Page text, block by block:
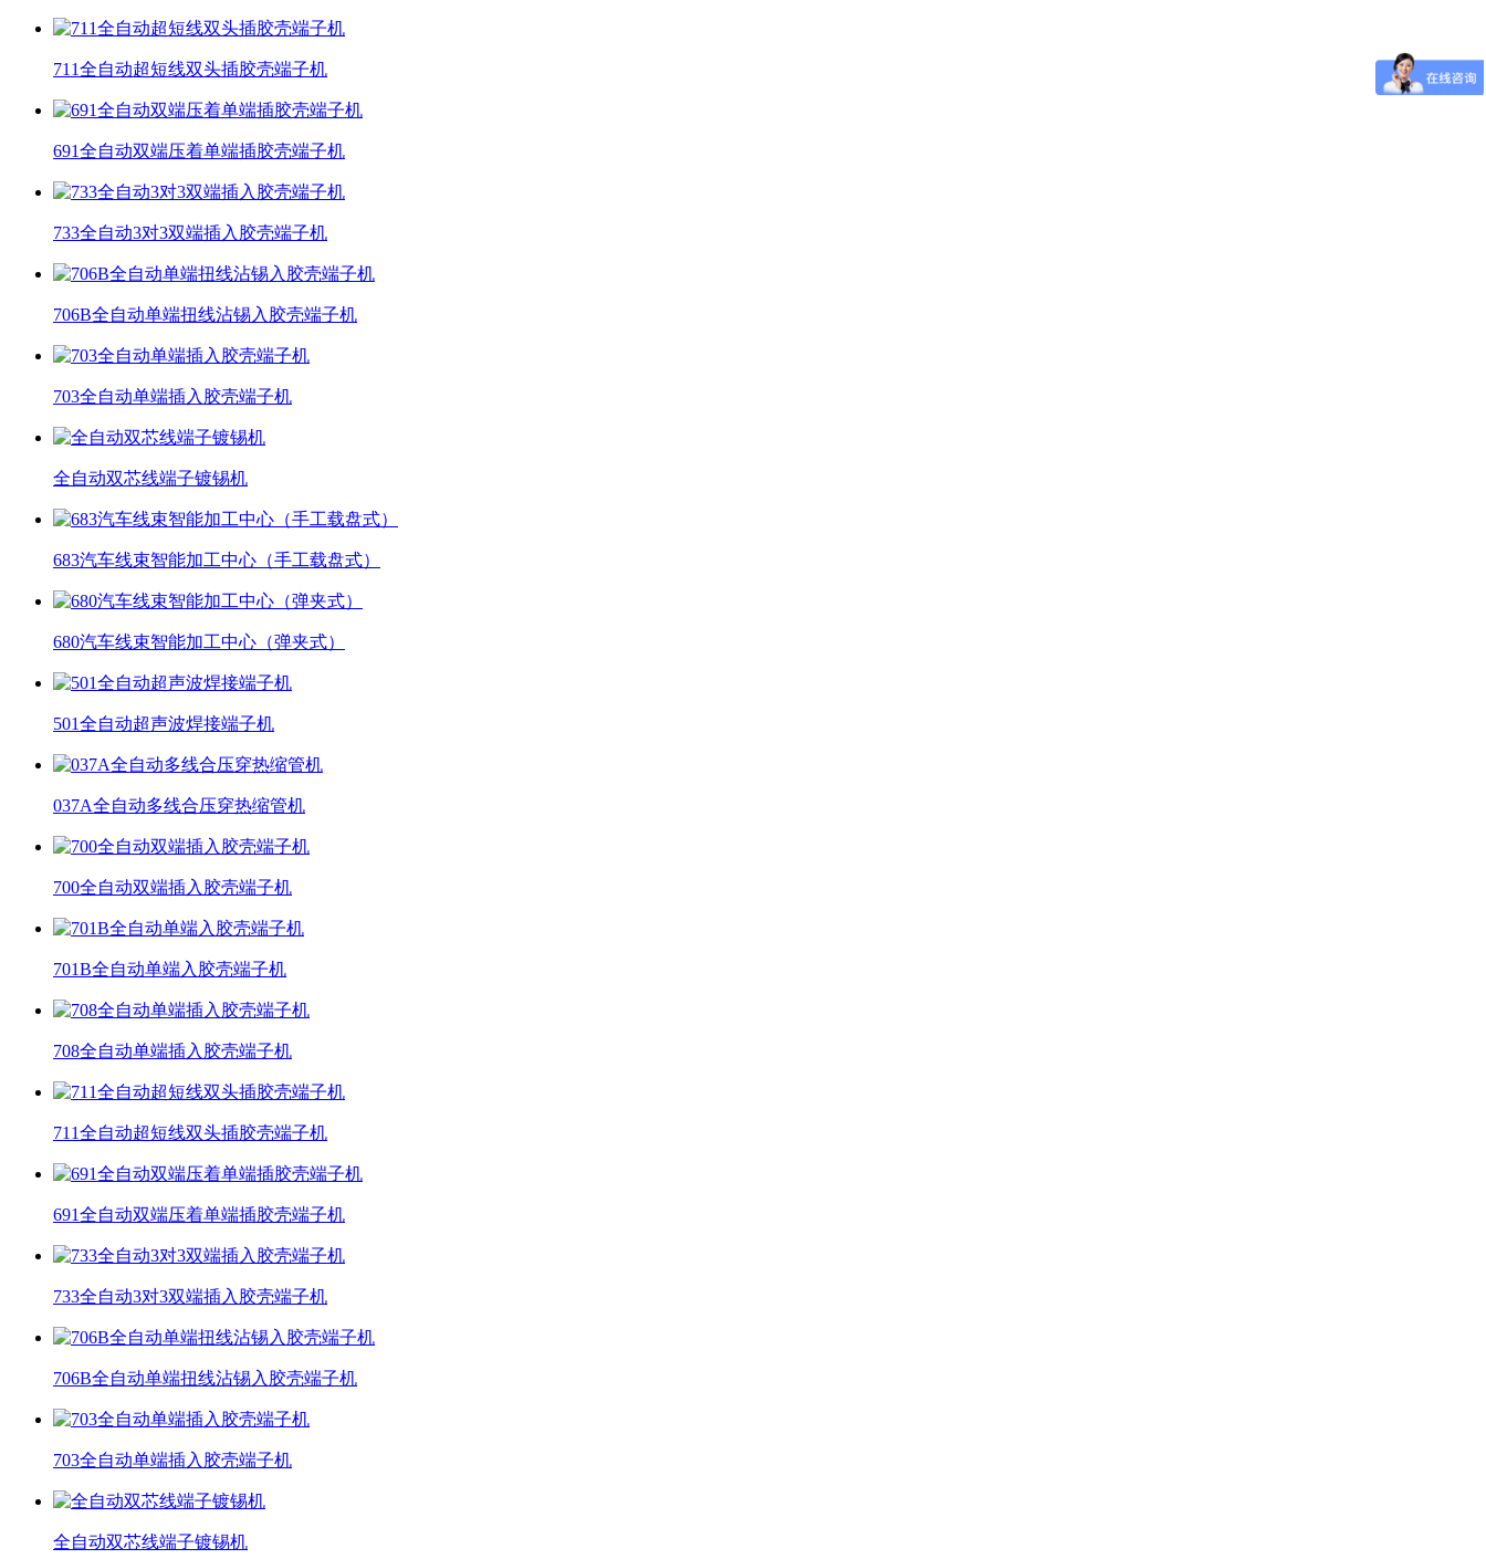
711全自动超短线双头插胶壳端子机
691全自动双端压着单端插胶壳端子机
733全自动3对3双端插入胶壳端子机
706B全自动单端扭线沾锡入胶壳端子机
703全自动单端插入胶壳端子机
全自动双芯线端子镀锡机
683汽车线束智能加工中心（手工载盘式）
680汽车线束智能加工中心（弹夹式）
501全自动超声波焊接端子机
037A全自动多线合压穿热缩管机
700全自动双端插入胶壳端子机
701B全自动单端入胶壳端子机
708全自动单端插入胶壳端子机
711全自动超短线双头插胶壳端子机
691全自动双端压着单端插胶壳端子机
733全自动3对3双端插入胶壳端子机
706B全自动单端扭线沾锡入胶壳端子机
703全自动单端插入胶壳端子机
全自动双芯线端子镀锡机